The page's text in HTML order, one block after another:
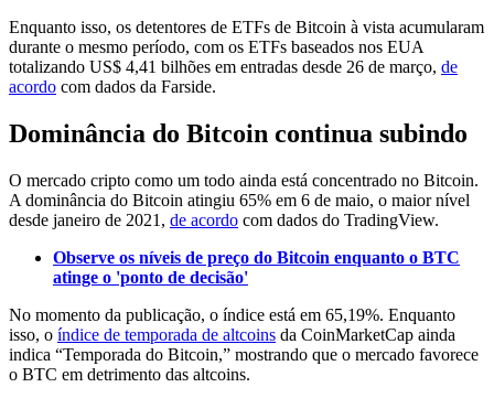
Enquanto isso, os detentores de ETFs de Bitcoin à vista acumularam
durante o mesmo período, com os ETFs baseados nos EUA
totalizando US$ 4,41 bilhões em entradas desde 26 de março, de
acordo com dados da Farside.
Dominância do Bitcoin continua subindo
O mercado cripto como um todo ainda está concentrado no Bitcoin.
A dominância do Bitcoin atingiu 65% em 6 de maio, o maior nível
desde janeiro de 2021, de acordo com dados do TradingView.
Observe os níveis de preço do Bitcoin enquanto o BTC
atinge o 'ponto de decisão'
No momento da publicação, o índice está em 65,19%. Enquanto
isso, o índice de temporada de altcoins da CoinMarketCap ainda
indica “Temporada do Bitcoin,” mostrando que o mercado favorece
o BTC em detrimento das altcoins.